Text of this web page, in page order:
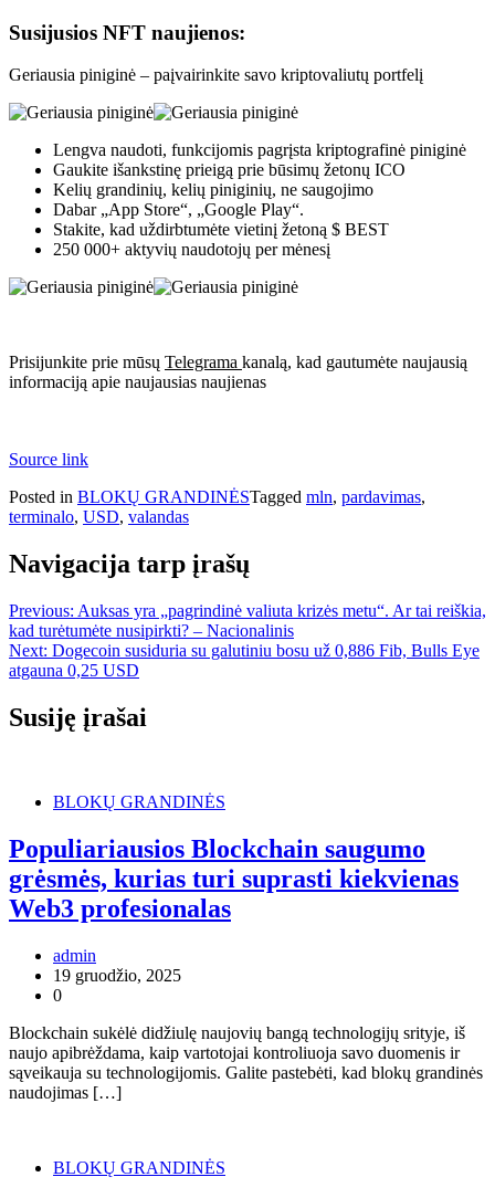
Susijusios NFT naujienos:
Geriausia piniginė – paįvairinkite savo kriptovaliutų portfelį
Lengva naudoti, funkcijomis pagrįsta kriptografinė piniginė
Gaukite išankstinę prieigą prie būsimų žetonų ICO
Kelių grandinių, kelių piniginių, ne saugojimo
Dabar „App Store“, „Google Play“.
Stakite, kad uždirbtumėte vietinį žetoną $ BEST
250 000+ aktyvių naudotojų per mėnesį
Prisijunkite prie mūsų Telegrama kanalą, kad gautumėte naujausią
informaciją apie naujausias naujienas
Source link
Posted in BLOKŲ GRANDINĖSTagged mln, pardavimas,
terminalo, USD, valandas
Navigacija tarp įrašų
Previous: Auksas yra „pagrindinė valiuta krizės metu“. Ar tai reiškia,
kad turėtumėte nusipirkti? – Nacionalinis
Next: Dogecoin susiduria su galutiniu bosu už 0,886 Fib, Bulls Eye
atgauna 0,25 USD
Susiję įrašai
BLOKŲ GRANDINĖS
Populiariausios Blockchain saugumo
grėsmės, kurias turi suprasti kiekvienas
Web3 profesionalas
admin
19 gruodžio, 2025
0
Blockchain sukėlė didžiulę naujovių bangą technologijų srityje, iš
naujo apibrėždama, kaip vartotojai kontroliuoja savo duomenis ir
sąveikauja su technologijomis. Galite pastebėti, kad blokų grandinės
naudojimas […]
BLOKŲ GRANDINĖS